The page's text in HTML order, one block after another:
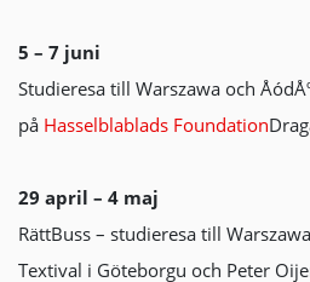
5 – 7 juni
Studieresa till Warszawa och
på Hasselblablads Foundation
29 april – 4 maj
RättBuss – studieresa till
Textival i Göteborgu och Peter